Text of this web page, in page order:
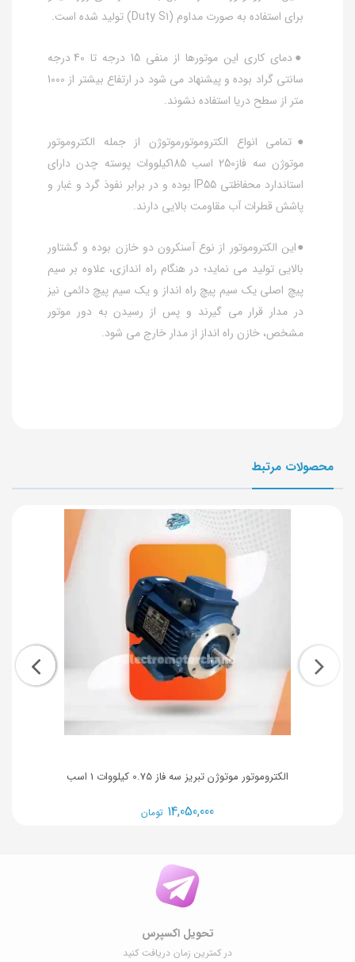
برای استفاده به صورت مداوم (Duty S1) تولید شده است.
●دمای کاری این موتورها از منفی 15 درجه تا 40 درجه
سانتی گراد بوده و پیشنهاد می شود در ارتفاع بیشتر از 1000
متر از سطح دریا استفاده نشوند.
●تمامی انواع الکتروموتورموتوژن از جمله الکتروموتور
موتوژن سه فاز250 اسب 185کیلووات پوسته چدن دارای
استاندارد محفاظتی IP55 بوده و در برابر نفوذ گرد و غبار و
پاشش قطرات آب مقاومت بالایی دارند.
●این الکتروموتور از نوع آسنکرون دو خازن بوده و گشتاور
بالایی تولید می نماید؛ در هنگام راه اندازی، علاوه بر سیم
پیچ اصلی یک سیم پیچ راه انداز و یک سیم پیچ دائمی نیز
در مدار قرار می گیرند و پس از رسیدن به دور موتور
مشخص، خازن راه انداز از مدار خارج می شود.
محصولات مرتبط
الکتروموتور موتوژن تبریز سه فاز 0.75 کیلووات 1 اسب
14,050,000 تومان
تحویل اکسپرس
در کمترین زمان دریافت کنید